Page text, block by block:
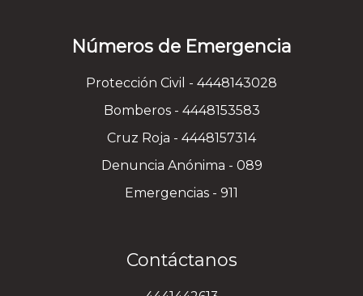
Números de Emergencia
Protección Civil - 4448143028
Bomberos - 4448153583
Cruz Roja - 4448157314
Denuncia Anónima - 089
Emergencias - 911
Contáctanos